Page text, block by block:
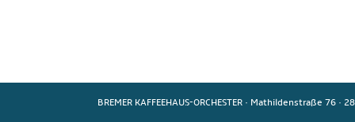
BREMER KAFFEEHAUS-ORCHESTER · Mathildenstraße 76 ·